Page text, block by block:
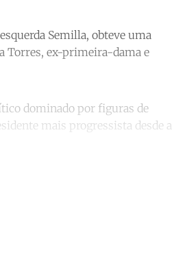
Semilla, obteve uma
Torres, ex-primeira-dama e
dominado por figuras de
mais progressista desde a